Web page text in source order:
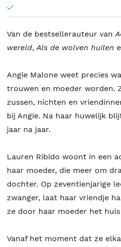
Van de bestsellerauteur van
wereld,Als de wolven huilen
Angie Malone weet precies
trouwen en moeder worden.
zussen, nichten en
bij Angie. Na haar huwelijk
jaar na jaar.
Lauren Ribido woont in een
haar moeder, die meer om
dochter. Op zeventienjarige
zwanger, laat haar vriendje
ze door haar moeder het
Vanaf het moment dat ze